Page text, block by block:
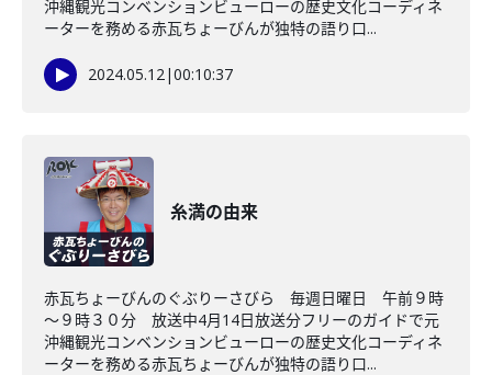
沖縄観光コンベンションビューローの歴史文化コーディネ
ーターを務める赤瓦ちょーびんが独特の語り口...
2024.05.12|00:10:37
糸満の由来
赤瓦ちょーびんのぐぶりーさびら 毎週日曜日 午前９時
～９時３０分 放送中4月14日放送分フリーのガイドで元
沖縄観光コンベンションビューローの歴史文化コーディネ
ーターを務める赤瓦ちょーびんが独特の語り口...